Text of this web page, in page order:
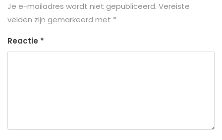
Je e-mailadres wordt niet gepubliceerd. Vereiste
velden zijn gemarkeerd met *
Reactie *